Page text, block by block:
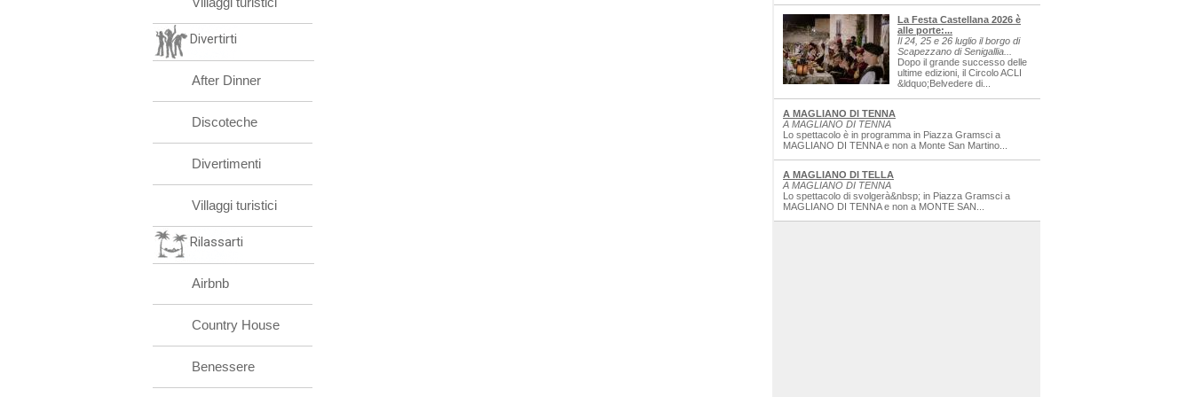
Divertirti
After Dinner
Discoteche
Divertimenti
Villaggi turistici
Rilassarti
Airbnb
Country House
Benessere
La Festa Castellana 2026 è
alle porte:...
Il 24, 25 e 26 luglio il borgo di
Scapezzano di Senigallia...
Dopo il grande successo delle
ultime edizioni, il Circolo ACLI
&ldquo;Belvedere di...
A MAGLIANO DI TENNA
A MAGLIANO DI TENNA
Lo spettacolo è in programma in Piazza Gramsci a
MAGLIANO DI TENNA e non a Monte San Martino...
A MAGLIANO DI TELLA
A MAGLIANO DI TENNA
Lo spettacolo di svolgerà&nbsp; in Piazza Gramsci a
MAGLIANO DI TENNA e non a MONTE SAN...